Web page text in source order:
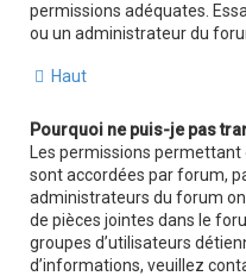
permissions adéquates.
ou un administrateur du
Haut
Pourquoi ne puis-je pas
Les permissions
sont accordées par forum,
administrateurs du forum
de pièces jointes dans le
groupes d’utilisateurs
d’informations, veuillez